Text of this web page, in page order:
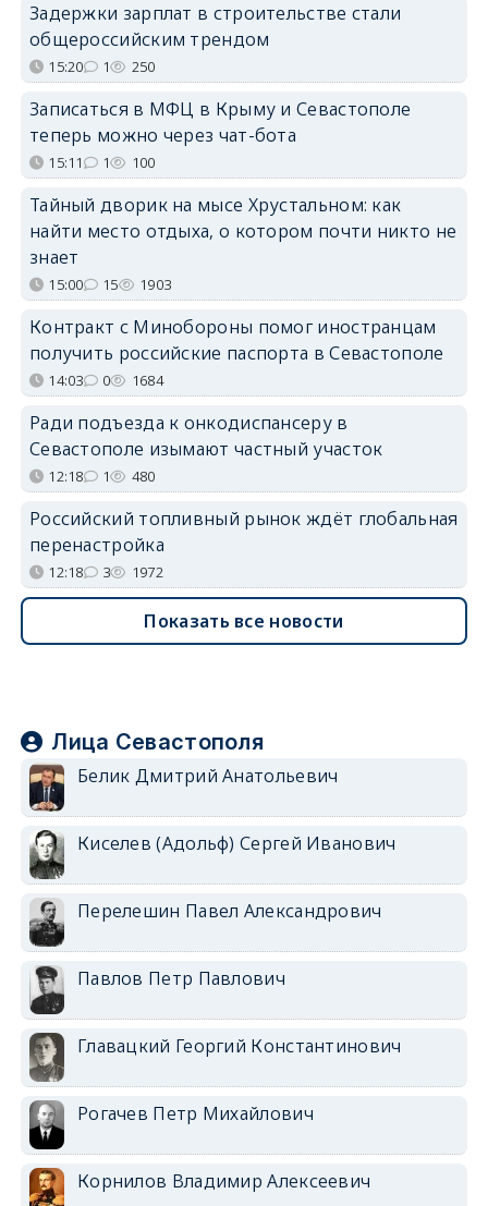
Задержки зарплат в строительстве стали
общероссийским трендом
15:20 1 250
Записаться в МФЦ в Крыму и Севастополе
теперь можно через чат-бота
15:11 1 100
Тайный дворик на мысе Хрустальном: как
найти место отдыха, о котором почти никто не
знает
15:00 15 1903
Контракт с Минобороны помог иностранцам
получить российские паспорта в Севастополе
14:03 0 1684
Ради подъезда к онкодиспансеру в
Севастополе изымают частный участок
12:18 1 480
Российский топливный рынок ждёт глобальная
перенастройка
12:18 3 1972
Показать все новости
Лица Севастополя
Белик Дмитрий Анатольевич
Киселев (Адольф) Сергей Иванович
Перелешин Павел Александрович
Павлов Петр Павлович
Главацкий Георгий Константинович
Рогачев Петр Михайлович
Корнилов Владимир Алексеевич